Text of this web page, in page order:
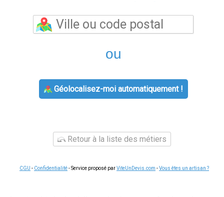
ou
Géolocalisez-moi automatiquement !
Retour à la liste des métiers
CGU - Confidentialité- Service proposé parViteUnDevis.com -Vous êtes un artisan ?